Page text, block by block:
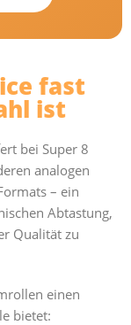
fast
ist
bei Super 8
analogen
– ein
Abtastung,
Qualität zu
einen
bietet: